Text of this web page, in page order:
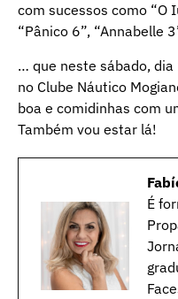
com sucessos como “O
“Pânico 6”, “Annabelle
… que neste sábado,
no Clube Náutico
boa e comidinhas com
Também vou estar lá!
É